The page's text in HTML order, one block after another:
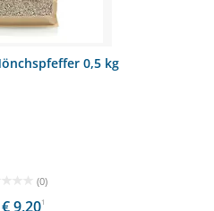
0,5 kg
(0)
9,201